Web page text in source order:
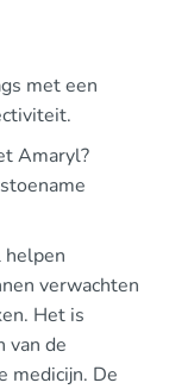
met een
Amaryl?
helpen
verwachten
Het is
van de
medicijn. De